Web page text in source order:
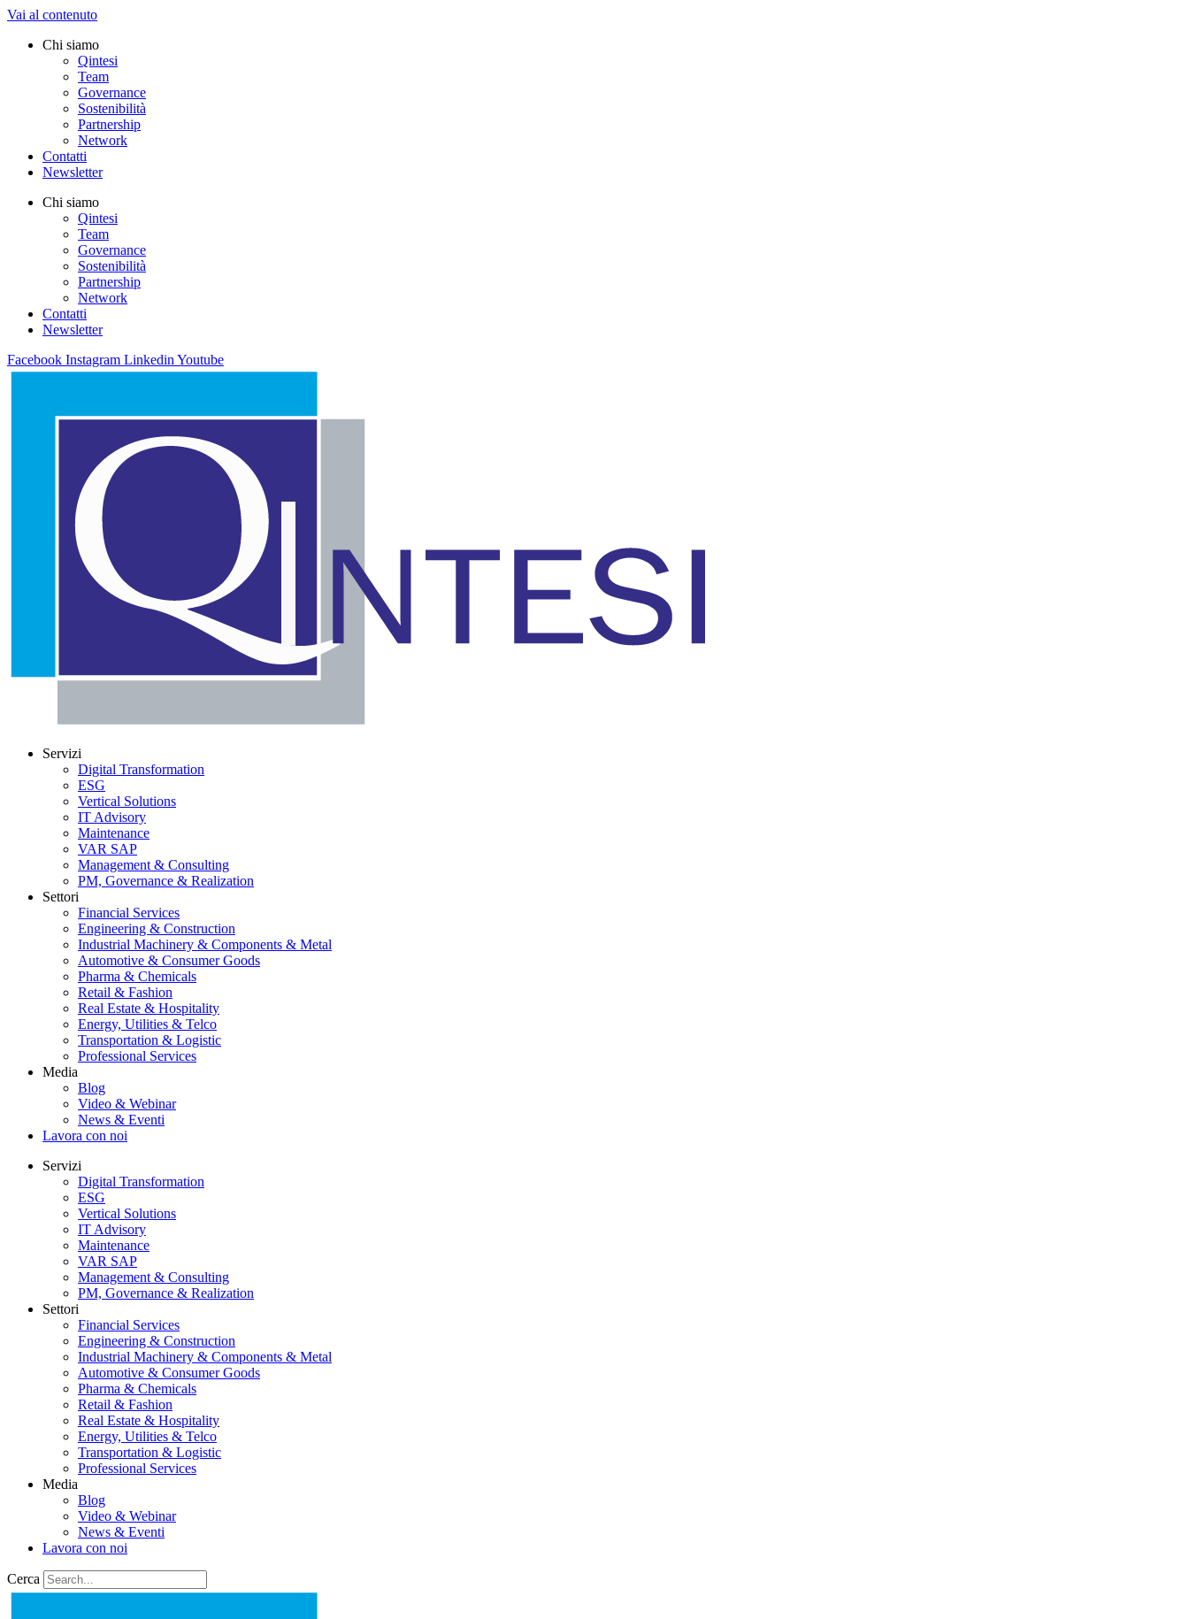
Vai al contenuto
Chi siamo
Qintesi
Team
Governance
Sostenibilità
Partnership
Network
Contatti
Newsletter
Chi siamo
Qintesi
Team
Governance
Sostenibilità
Partnership
Network
Contatti
Newsletter
Facebook Instagram Linkedin Youtube
Servizi
Digital Transformation
ESG
Vertical Solutions
IT Advisory
Maintenance
VAR SAP
Management & Consulting
PM, Governance & Realization
Settori
Financial Services
Engineering & Construction
Industrial Machinery & Components & Metal
Automotive & Consumer Goods
Pharma & Chemicals
Retail & Fashion
Real Estate & Hospitality
Energy, Utilities & Telco
Transportation & Logistic
Professional Services
Media
Blog
Video & Webinar
News & Eventi
Lavora con noi
Servizi
Digital Transformation
ESG
Vertical Solutions
IT Advisory
Maintenance
VAR SAP
Management & Consulting
PM, Governance & Realization
Settori
Financial Services
Engineering & Construction
Industrial Machinery & Components & Metal
Automotive & Consumer Goods
Pharma & Chemicals
Retail & Fashion
Real Estate & Hospitality
Energy, Utilities & Telco
Transportation & Logistic
Professional Services
Media
Blog
Video & Webinar
News & Eventi
Lavora con noi
Cerca